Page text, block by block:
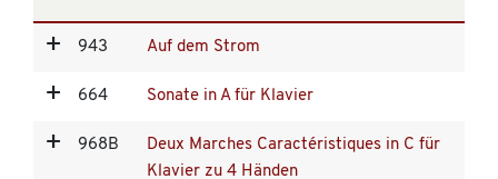
943 Auf dem Strom
664 Sonate in A für Klavier
968B
Deux Marches Caractéristiques in C für
Klavier zu 4 Händen